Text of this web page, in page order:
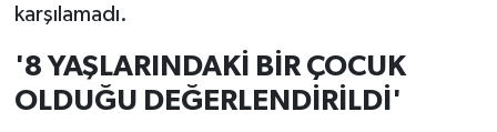
karşılamadı.
'8 YAŞLARINDAKİ BİR ÇOCUK
OLDUĞU DEĞERLENDİRİLDİ'